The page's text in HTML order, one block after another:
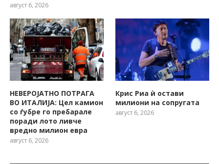
август 6, 2026
НЕВЕРОЈАТНО ПОТРАГА
ВО ИТАЛИЈА: Цел камион
со ѓубре го пребарале
поради лото ливче
вредно милион евра
август 6, 2026
Крис Риа ѝ остави
милиони на сопругата
август 6, 2026